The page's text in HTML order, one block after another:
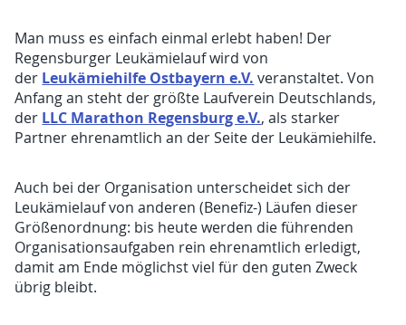
Man muss es einfach einmal erlebt haben! Der
Regensburger Leukämielauf wird von
der Leukämiehilfe Ostbayern e.V. veranstaltet. Von
Anfang an steht der größte Laufverein Deutschlands,
der LLC Marathon Regensburg e.V., als starker
Partner ehrenamtlich an der Seite der Leukämiehilfe.
Auch bei der Organisation unterscheidet sich der
Leukämielauf von anderen (Benefiz-) Läufen dieser
Größenordnung: bis heute werden die führenden
Organisationsaufgaben rein ehrenamtlich erledigt,
damit am Ende möglichst viel für den guten Zweck
übrig bleibt.